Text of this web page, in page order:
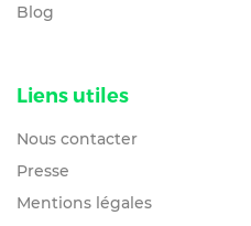
Blog
Liens utiles
Nous contacter
Presse
Mentions légales